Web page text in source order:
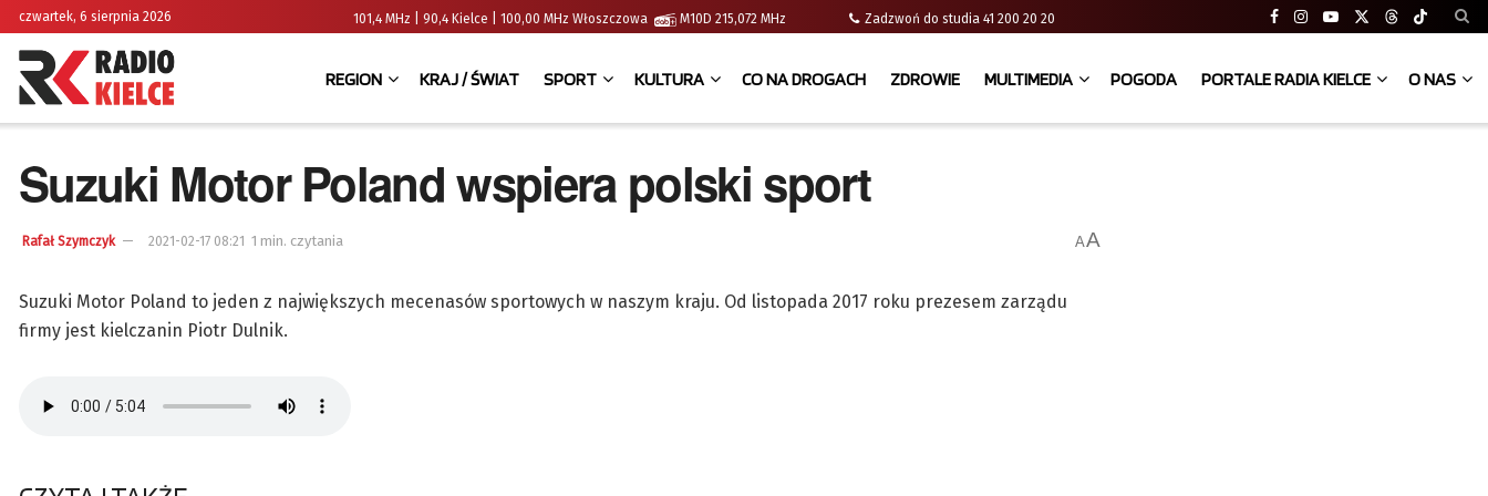
czwartek, 6 sierpnia 2026 101,4 MHz | 90,4 Kielce | 100,00 MHz Włoszczowa M10D 215,072 MHz Zadzwoń do studia 41 200 20 20
REGION KRAJ / ŚWIAT SPORT KULTURA CO NA DROGACH ZDROWIE MULTIMEDIA POGODA PORTALE RADIA KIELCE O NAS
Suzuki Motor Poland wspiera polski sport
Rafał Szymczyk 2021-02-17 08:21 1 min. czytania AA
Suzuki Motor Poland to jeden z największych mecenasów sportowych w naszym kraju. Od listopada 2017 roku prezesem zarządu
firmy jest kielczanin Piotr Dulnik.